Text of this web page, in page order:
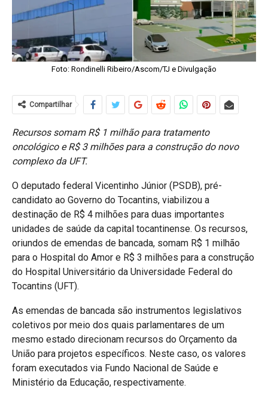
Foto: Rondinelli Ribeiro/Ascom/TJ e Divulgação
Compartilhar
Recursos somam R$ 1 milhão para tratamento
oncológico e R$ 3 milhões para a construção do novo
complexo da UFT.
O deputado federal Vicentinho Júnior (PSDB), pré-
candidato ao Governo do Tocantins, viabilizou a
destinação de R$ 4 milhões para duas importantes
unidades de saúde da capital tocantinense. Os recursos,
oriundos de emendas de bancada, somam R$ 1 milhão
para o Hospital do Amor e R$ 3 milhões para a construção
do Hospital Universitário da Universidade Federal do
Tocantins (UFT).
As emendas de bancada são instrumentos legislativos
coletivos por meio dos quais parlamentares de um
mesmo estado direcionam recursos do Orçamento da
União para projetos específicos. Neste caso, os valores
foram executados via Fundo Nacional de Saúde e
Ministério da Educação, respectivamente.